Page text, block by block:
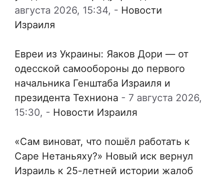
августа 2026, 15:34, - Новости
Израиля
Евреи из Украины: Яаков Дори — от
одесской самообороны до первого
начальника Генштаба Израиля и
президента Техниона - 7 августа 2026,
15:30, - Новости Израиля
«Сам виноват, что пошёл работать к
Саре Нетаньяху?» Новый иск вернул
Израиль к 25-летней истории жалоб